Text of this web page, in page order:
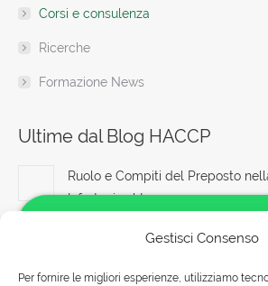
Gestisci Consenso
Per fornire le migliori esperienze, utilizziamo
Corsi e consulenza
Ricerche
Formazione News
Ultime dal Blog HACCP
Ruolo e Compiti del Preposto
Infortuni sul Lavoro